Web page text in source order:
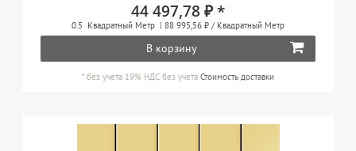
44 497,78 ₽ *
0.5 Квадратный Метр | 88 995,56 ₽ / Квадратный Метр
В корзину
*без учета 19% НДС без учета Стоимость доставки